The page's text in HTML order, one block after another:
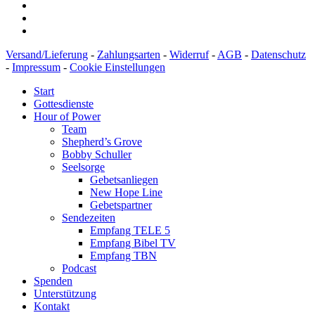
Versand/Lieferung - Zahlungsarten - Widerruf- AGB - Datenschutz
- Impressum - Cookie Einstellungen
Start
Gottesdienste
Hour of Power
Team
Shepherd’s Grove
Bobby Schuller
Seelsorge
Gebetsanliegen
New Hope Line
Gebetspartner
Sendezeiten
Empfang TELE 5
Empfang Bibel TV
Empfang TBN
Podcast
Spenden
Unterstützung
Kontakt